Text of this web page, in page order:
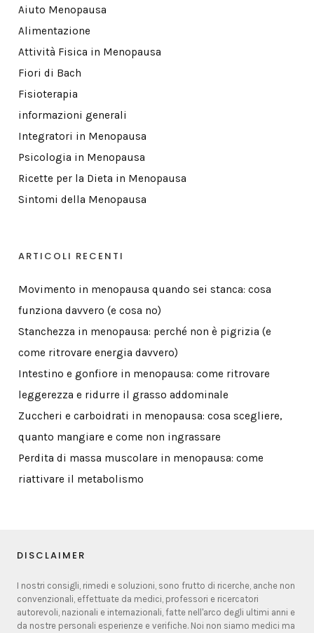
Aiuto Menopausa
Alimentazione
Attività Fisica in Menopausa
Fiori di Bach
Fisioterapia
informazioni generali
Integratori in Menopausa
Psicologia in Menopausa
Ricette per la Dieta in Menopausa
Sintomi della Menopausa
ARTICOLI RECENTI
Movimento in menopausa quando sei stanca: cosa
funziona davvero (e cosa no)
Stanchezza in menopausa: perché non è pigrizia (e
come ritrovare energia davvero)
Intestino e gonfiore in menopausa: come ritrovare
leggerezza e ridurre il grasso addominale
Zuccheri e carboidrati in menopausa: cosa scegliere,
quanto mangiare e come non ingrassare
Perdita di massa muscolare in menopausa: come
riattivare il metabolismo
DISCLAIMER
I nostri consigli, rimedi e soluzioni, sono frutto di ricerche, anche non
convenzionali, effettuate da medici, professori e ricercatori
autorevoli, nazionali e internazionali, fatte nell'arco degli ultimi anni e
da nostre personali esperienze e verifiche. Noi non siamo medici ma